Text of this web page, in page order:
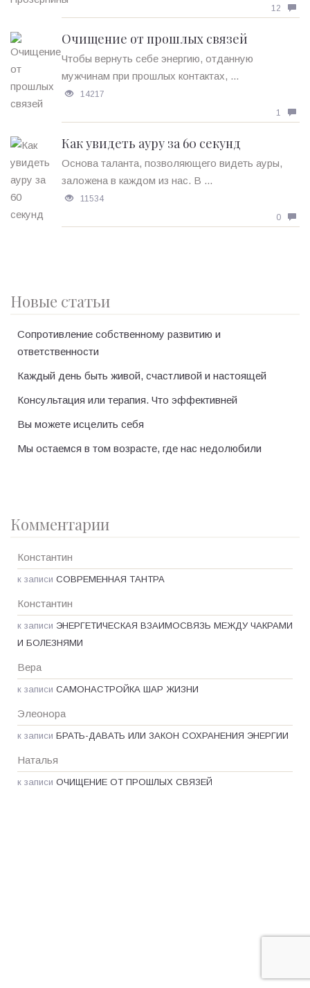
12
Очищение от прошлых связей
Чтобы вернуть себе энергию, отданную
мужчинам при прошлых контактах, ...
14217
1
Как увидеть ауру за 60 секунд
Основа таланта, позволяющего видеть ауры,
заложена в каждом из нас. В ...
11534
0
Новые статьи
Сопротивление собственному развитию и
ответственности
Каждый день быть живой, счастливой и настоящей
Консультация или терапия. Что эффективней
Вы можете исцелить себя
Мы остаемся в том возрасте, где нас недолюбили
Комментарии
Константин
к записи СОВРЕМЕННАЯ ТАНТРА
Константин
к записи ЭНЕРГЕТИЧЕСКАЯ ВЗАИМОСВЯЗЬ МЕЖДУ ЧАКРАМИ
И БОЛЕЗНЯМИ
Вера
к записи САМОНАСТРОЙКА ШАР ЖИЗНИ
Элеонора
к записи БРАТЬ-ДАВАТЬ ИЛИ ЗАКОН СОХРАНЕНИЯ ЭНЕРГИИ
Наталья
к записи ОЧИЩЕНИЕ ОТ ПРОШЛЫХ СВЯЗЕЙ